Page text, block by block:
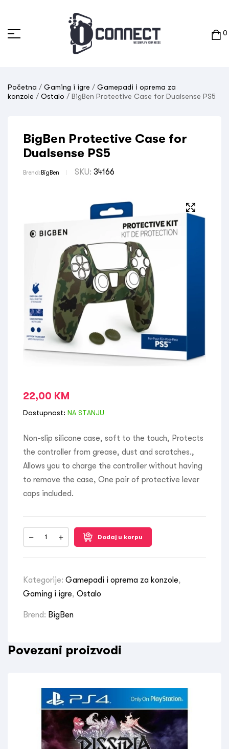
0
Početna / Gaming i igre / Gamepadi i oprema za
konzole / Ostalo / BigBen Protective Case for Dualsense PS5
BigBen Protective Case for
Dualsense PS5
Brend: BigBen SKU: 34166
22,00 KM
Dostupnost: NA STANJU
Non-slip silicone case, soft to the touch, Protects
the controller from grease, dust and scratches.,
Allows you to charge the controller without having
to remove the case, One pair of protective lever
caps included.
Dodaj u korpu
Kategorije: Gamepadi i oprema za konzole,
Gaming i igre, Ostalo
Brend: BigBen
Povezani proizvodi